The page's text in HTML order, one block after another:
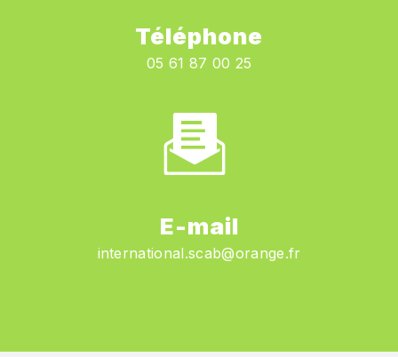
Téléphone
05 61 87 00 25
E-mail
international.scab@orange.fr